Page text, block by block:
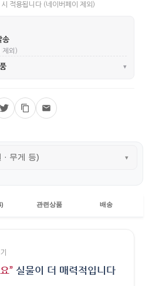
적용됩니다 (네이버페이 제외)
송
제외)
▾
· 무게 등) ▾
관련상품 배송
” 실물이 더 매력적입니다